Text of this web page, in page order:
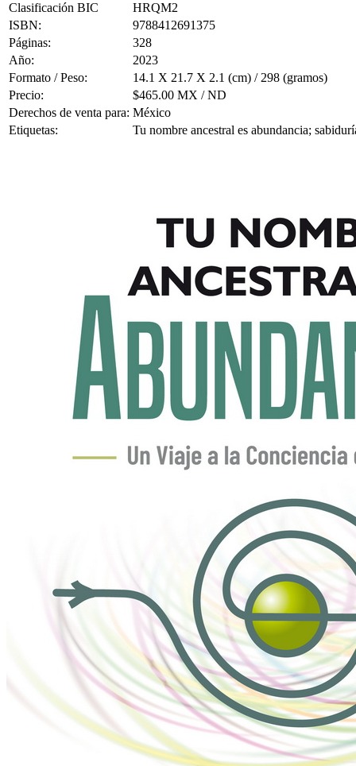
Clasificación BIC
HRQM2
ISBN:
9788412691375
Páginas:
328
Año:
2023
Formato / Peso:
14.1 X 21.7 X 2.1 (cm) / 298 (gramos)
Precio:
$465.00 MX / ND
Derechos de venta para: México
Etiquetas:
Tu nombre ancestral es abundancia;